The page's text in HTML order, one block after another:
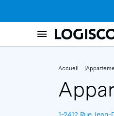
Accueil
1-2412 Rue